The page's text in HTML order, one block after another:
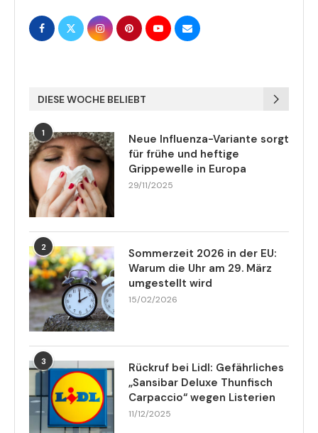
DIESE WOCHE BELIEBT
1
Neue Influenza-Variante sorgt
für frühe und heftige
Grippewelle in Europa
29/11/2025
2
Sommerzeit 2026 in der EU:
Warum die Uhr am 29. März
umgestellt wird
15/02/2026
3
Rückruf bei Lidl: Gefährliches
„Sansibar Deluxe Thunfisch
Carpaccio“ wegen Listerien
11/12/2025